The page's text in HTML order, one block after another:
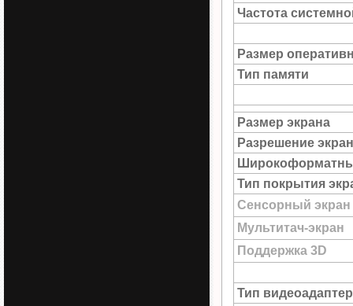
Частота
Размер
Тип памяти
Размер экрана
Разрешение
Тип покрытия
Сенсорный экран
Мультитач-экран
Поддержка 3D
Тип